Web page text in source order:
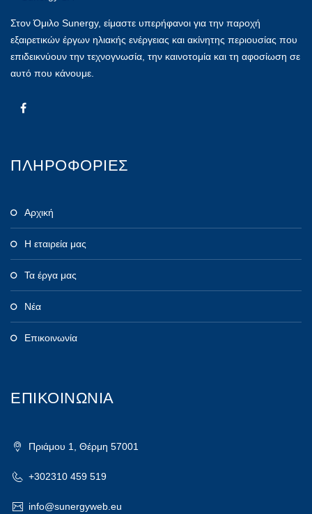
Στον Όμιλο Sunergy, είμαστε υπερήφανοι για την παροχή
εξαιρετικών έργων ηλιακής ενέργειας και ακίνητης περιουσίας που
επιδεικνύουν την τεχνογνωσία, την καινοτομία και τη αφοσίωση σε
αυτό που κάνουμε.
ΠΛΗΡΟΦΟΡΙΕΣ
Αρχική
Η εταιρεία μας
Τα έργα μας
Νέα
Επικοινωνία
ΕΠΙΚΟΙΝΩΝΙΑ
Πριάμου 1, Θέρμη 57001
+302310 459 519
info@sunergyweb.eu